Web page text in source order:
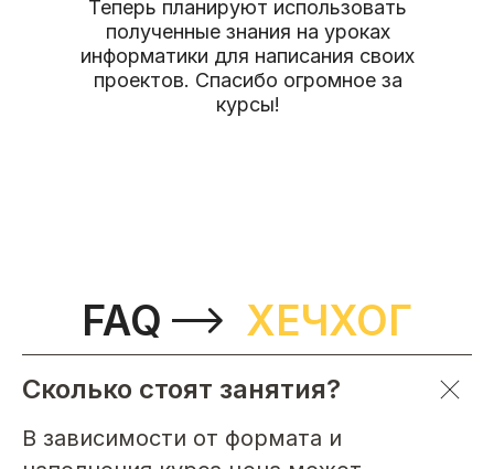
Теперь планируют использовать
полученные знания на уроках
информатики для написания своих
проектов. Спасибо огромное за
курсы!
FAQ ХЕЧХОГ
Сколько стоят занятия?
В зависимости от формата и